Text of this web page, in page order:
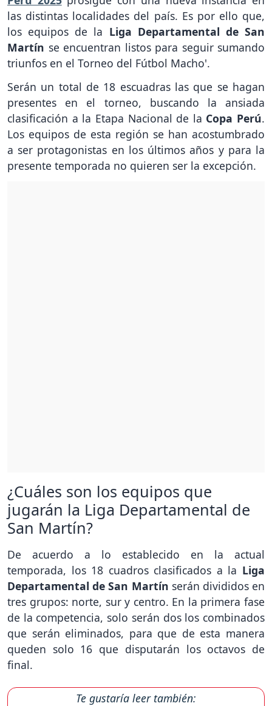
las distintas localidades del país. Es por ello que,
los equipos de la Liga Departamental de San
Martín se encuentran listos para seguir sumando
triunfos en el Torneo del Fútbol Macho'.
Serán un total de 18 escuadras las que se hagan
presentes en el torneo, buscando la ansiada
clasificación a la Etapa Nacional de la Copa Perú.
Los equipos de esta región se han acostumbrado
a ser protagonistas en los últimos años y para la
presente temporada no quieren ser la excepción.
¿Cuáles son los equipos que
jugarán la Liga Departamental de
San Martín?
De acuerdo a lo establecido en la actual
temporada, los 18 cuadros clasificados a la Liga
Departamental de San Martín serán divididos en
tres grupos: norte, sur y centro. En la primera fase
de la competencia, solo serán dos los combinados
que serán eliminados, para que de esta manera
queden solo 16 que disputarán los octavos de
final.
Te gustaría leer también: